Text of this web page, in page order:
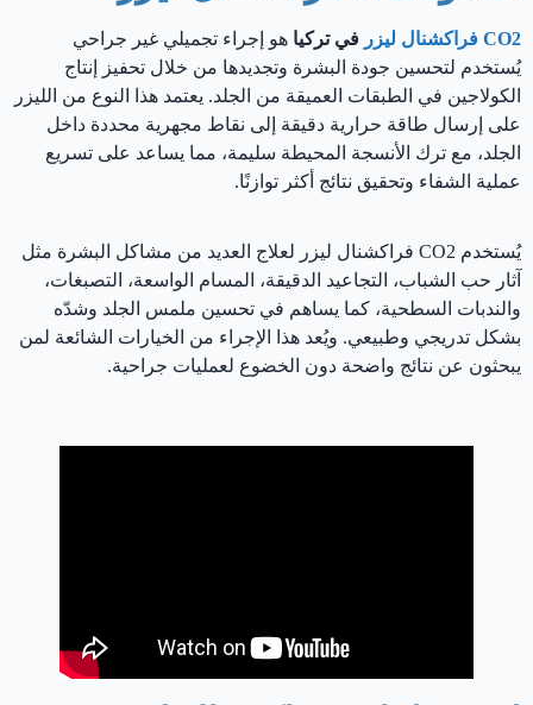
CO2 فراكشنال ليزر في تركيا هو إجراء تجميلي غير جراحي
يُستخدم لتحسين جودة البشرة وتجديدها من خلال تحفيز إنتاج
الكولاجين في الطبقات العميقة من الجلد. يعتمد هذا النوع من الليزر
على إرسال طاقة حرارية دقيقة إلى نقاط مجهرية محددة داخل
الجلد، مع ترك الأنسجة المحيطة سليمة، مما يساعد على تسريع
عملية الشفاء وتحقيق نتائج أكثر توازنًا.
يُستخدم CO2 فراكشنال ليزر لعلاج العديد من مشاكل البشرة مثل
آثار حب الشباب، التجاعيد الدقيقة، المسام الواسعة، التصبغات،
والندبات السطحية، كما يساهم في تحسين ملمس الجلد وشدّه
بشكل تدريجي وطبيعي. ويُعد هذا الإجراء من الخيارات الشائعة لمن
يبحثون عن نتائج واضحة دون الخضوع لعمليات جراحية.